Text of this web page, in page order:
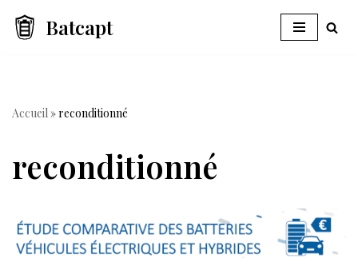
Aller
Batcapt
Accueil»reconditionné
reconditionné